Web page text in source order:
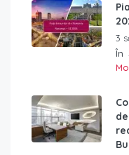
3
În